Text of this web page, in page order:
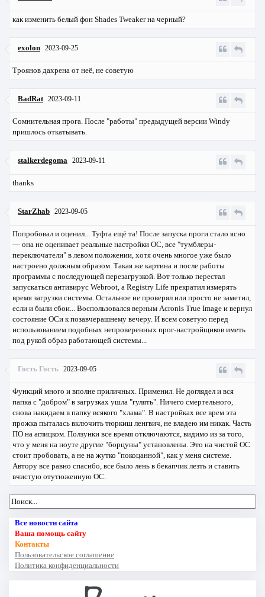
как изменить белый фон Shades Tweaker на черный?
exolon 2023-09-25
Троянов дахрена от неё, не советую
BadRat 2023-09-11
Сомнительная прога. После "работы" предыдущей версии Windу
пришлось откатывать.
stalkerdegoma 2023-09-11
thanks
StarZhab 2023-09-05
Попробовал и оценил... Туфта ещё та! После запуска проги стало ясно
— она не оценивает реальные настройки ОС, все "тумблеры-
переключатели" в левом положении, хотя очень многое уже было
настроено должным образом. Такая же картина и после работы
программы с последующей перезагрузкой. Вот только перестал
запускаться антивирус Webroot, а Registry Life прекратил измерять
время загрузки системы. Остальное не проверял или просто не заметил,
если и были сбои... Воспользовался верным Acronis True Image и вернул
состояние ОСи к позавчерашнему вечеру. И всем советую перед
использованием подобных непроверенных прог-настройщиков иметь
под рукой образ работающей системы...
Гость Гость 2023-09-05
Функций много и вполне приличных. Применил. Не доглядел и вся
папка с "добром" в загрузках ушла "гулять". Ничего смертельного,
снова накидаем в папку всякого "хлама". В настройках все врем эта
прожка пыталась включить тюркиш ленгвич, не владею им никак. Часть
ПО на аглицком. Ползунки все время отключаются, видимо из за того,
что у меня на ноуте другие "борцуны" установлены. Это на чистой ОС
стоит пробовать, а не на жутко "покоцанной", как у меня системе.
Автору все равно спасибо, все было лень в бекапчик лезть и ставить
вчистую отутюженную ОС.
Все новости сайта
Ваша помощь сайту
Контакты
Пользовательское соглашение
Политика конфиденциальности